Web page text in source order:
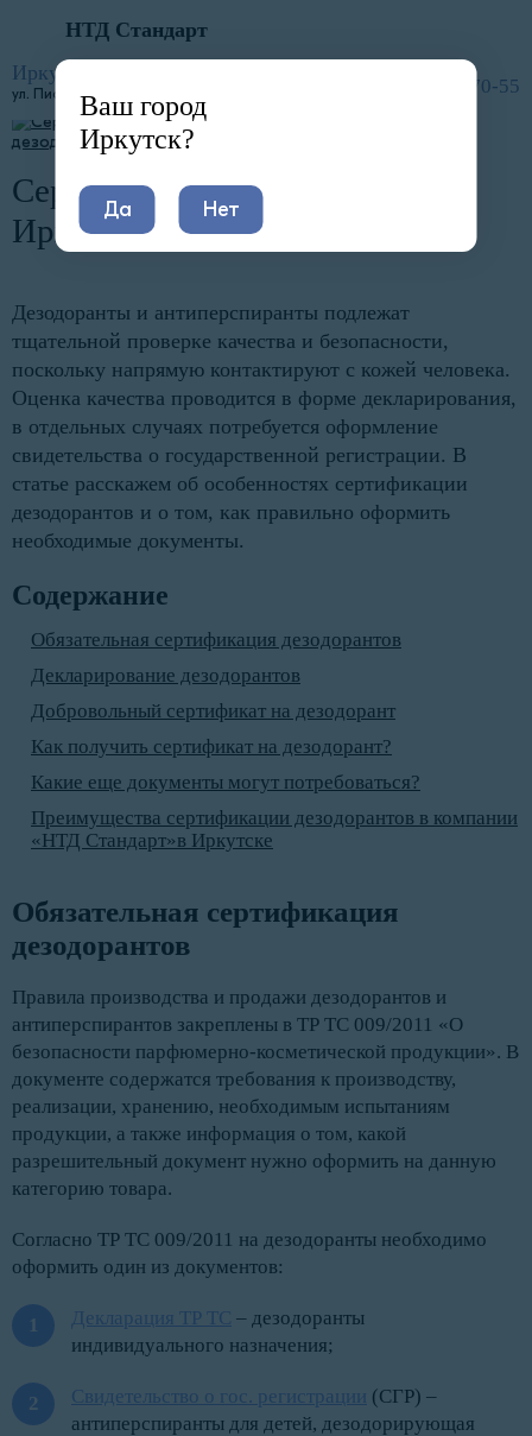
НТД Стандарт
Иркутск
ул. Пискунова, 160 8 (800) 600-70-55
Главная Услуги
Сертификация по отраслям
Косметика и парфюмерия
Сертификация дезодорантов
Сертификация дезодорантов в
Иркутске
Дезодоранты и антиперспиранты подлежат
тщательной проверке качества и безопасности,
поскольку напрямую контактируют с кожей человека.
Оценка качества проводится в форме декларирования,
в отдельных случаях потребуется оформление
свидетельства о государственной регистрации. В
статье расскажем об особенностях сертификации
дезодорантов и о том, как правильно оформить
необходимые документы.
Содержание
Обязательная сертификация дезодорантов
Декларирование дезодорантов
Добровольный сертификат на дезодорант
Как получить сертификат на дезодорант?
Какие еще документы могут потребоваться?
Преимущества сертификации дезодорантов в компании
«НТД Стандарт»в Иркутске
Обязательная сертификация
дезодорантов
Правила производства и продажи дезодорантов и
антиперспирантов закреплены в ТР ТС 009/2011 «О
безопасности парфюмерно-косметической продукции». В
документе содержатся требования к производству,
реализации, хранению, необходимым испытаниям
продукции, а также информация о том, какой
разрешительный документ нужно оформить на данную
категорию товара.
Согласно ТР ТС 009/2011 на дезодоранты необходимо
оформить один из документов:
Декларация ТР ТС – дезодоранты
индивидуального назначения;
Свидетельство о гос. регистрации (СГР) –
антиперспиранты для детей, дезодорирующая
Ваш город
Иркутск?
Да Нет